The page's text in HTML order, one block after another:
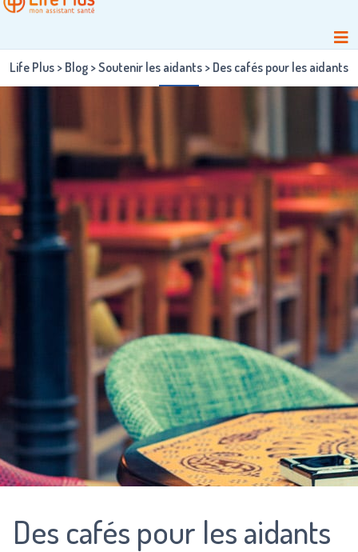
Life Plus > Blog >Soutenir les aidants > Des cafés pour les aidants
Des cafés pour les aidants